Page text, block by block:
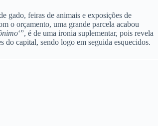
gado, feiras de animais e exposições de
o orçamento, uma grande parcela acabou
‘”, é de uma ironia suplementar, pois revela
do capital, sendo logo em seguida esquecidos.